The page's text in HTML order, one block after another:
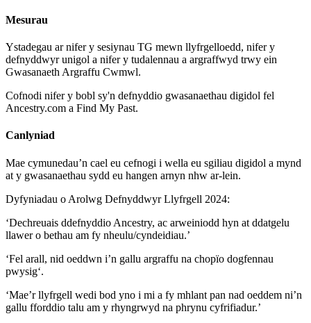
Mesurau
Ystadegau ar nifer y sesiynau TG mewn llyfrgelloedd, nifer y
defnyddwyr unigol a nifer y tudalennau a argraffwyd trwy ein
Gwasanaeth Argraffu Cwmwl.
Cofnodi nifer y bobl sy'n defnyddio gwasanaethau digidol fel
Ancestry.com a Find My Past.
Canlyniad
Mae cymunedau’n cael eu cefnogi i wella eu sgiliau digidol a mynd
at y gwasanaethau sydd eu hangen arnyn nhw ar-lein.
Dyfyniadau o Arolwg Defnyddwyr Llyfrgell 2024:
‘Dechreuais ddefnyddio Ancestry, ac arweiniodd hyn at ddatgelu
llawer o bethau am fy nheulu/cyndeidiau.’
‘Fel arall, nid oeddwn i’n gallu argraffu na chopïo dogfennau
pwysig‘.
‘Mae’r llyfrgell wedi bod yno i mi a fy mhlant pan nad oeddem ni’n
gallu fforddio talu am y rhyngrwyd na phrynu cyfrifiadur.’